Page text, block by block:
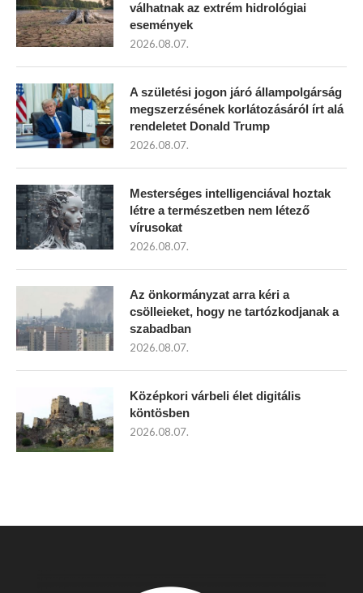
válhatnak az extrém hidrológiai
események
2026.08.07.
A születési jogon járó állampolgárság
megszerzésének korlátozásáról írt alá
rendeletet Donald Trump
2026.08.07.
Mesterséges intelligenciával hoztak
létre a természetben nem létező
vírusokat
2026.08.07.
Az önkormányzat arra kéri a
csölleieket, hogy ne tartózkodjanak a
szabadban
2026.08.07.
Középkori várbeli élet digitális
köntösben
2026.08.07.